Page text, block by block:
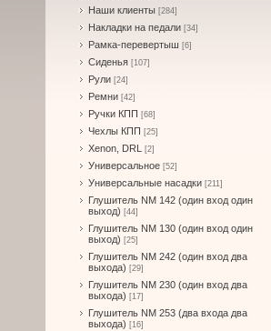
Наши клиенты [284]
Накладки на педали [34]
Рамка-перевертыш [6]
Сиденья [107]
Рули [24]
Ремни [42]
Ручки КПП [68]
Чехлы КПП [25]
Xenon, DRL [2]
Универсальное [52]
Универсальные насадки [211]
Глушитель NM 142 (один вход один
выход) [44]
Глушитель NM 130 (один вход один
выход) [25]
Глушитель NM 242 (один вход два
выхода) [29]
Глушитель NM 230 (один вход два
выхода) [17]
Глушитель NM 253 (два входа два
выхода) [16]